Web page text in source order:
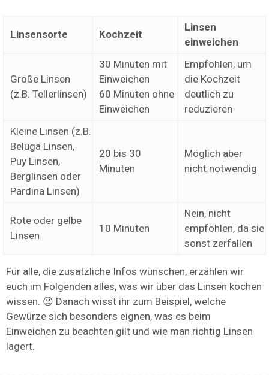
Linsensorte Kochzeit
Linsen
einweichen
Große Linsen
(z.B. Tellerlinsen)
30 Minuten mit
Einweichen
60 Minuten ohne
Einweichen
Empfohlen, um
die Kochzeit
deutlich zu
reduzieren
Kleine Linsen (z.B.
Beluga Linsen,
Puy Linsen,
Berglinsen oder
Pardina Linsen)
20 bis 30
Minuten
Möglich aber
nicht notwendig
Rote oder gelbe
Linsen
10 Minuten
Nein, nicht
empfohlen, da sie
sonst zerfallen
Für alle, die zusätzliche Infos wünschen, erzählen wir
euch im Folgenden alles, was wir über das Linsen kochen
wissen. 😉 Danach wisst ihr zum Beispiel, welche
Gewürze sich besonders eignen, was es beim
Einweichen zu beachten gilt und wie man richtig Linsen
lagert.